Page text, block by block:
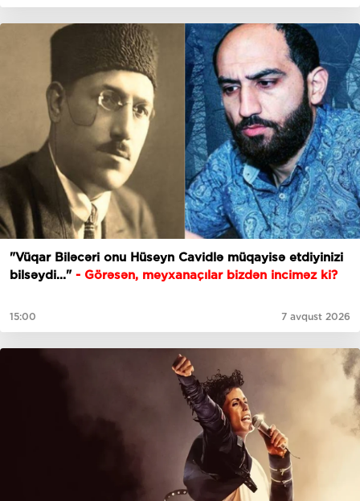
"Vüqar Biləcəri onu Hüseyn Cavidlə müqayisə etdiyinizi
bilsəydi..." - Görəsən, meyxanaçılar bizdən inciməz ki?
15:00 7 avqust 2026